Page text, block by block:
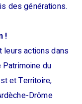
des générations.
!
leurs actions dans
du
et Territoire,
Drôme